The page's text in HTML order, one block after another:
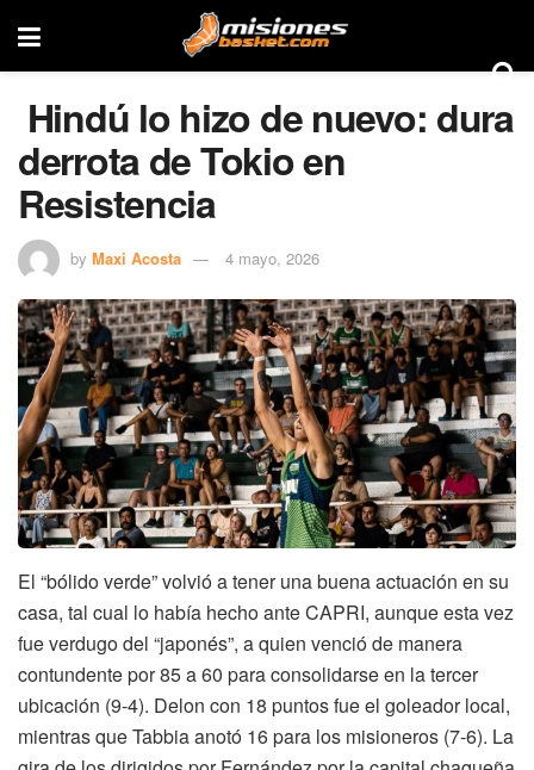
Hindú lo hizo de nuevo: dura
derrota de Tokio en
Resistencia
by Maxi Acosta 4 mayo, 2026
El “bólido verde” volvió a tener una buena actuación en su
casa, tal cual lo había hecho ante CAPRI, aunque esta vez
fue verdugo del “japonés”, a quien venció de manera
contundente por 85 a 60 para consolidarse en la tercer
ubicación (9-4). Delon con 18 puntos fue el goleador local,
mientras que Tabbia anotó 16 para los misioneros (7-6). La